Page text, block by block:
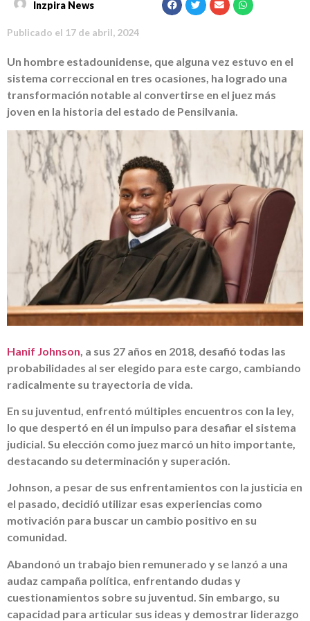
Inzpira News
Publicado el 17 de abril, 2024
Un hombre estadounidense, que alguna vez estuvo en el
sistema correccional en tres ocasiones, ha logrado una
transformación notable al convertirse en el juez más
joven en la historia del estado de Pensilvania.
Hanif Johnson , a sus 27 años en 2018, desafió todas las
probabilidades al ser elegido para este cargo, cambiando
radicalmente su trayectoria de vida.
En su juventud, enfrentó múltiples encuentros con la ley,
lo que despertó en él un impulso para desafiar el sistema
judicial. Su elección como juez marcó un hito importante,
destacando su determinación y superación.
Johnson, a pesar de sus enfrentamientos con la justicia en
el pasado, decidió utilizar esas experiencias como
motivación para buscar un cambio positivo en su
comunidad.
Abandonó un trabajo bien remunerado y se lanzó a una
audaz campaña política, enfrentando dudas y
cuestionamientos sobre su juventud. Sin embargo, su
capacidad para articular sus ideas y demostrar liderazgo